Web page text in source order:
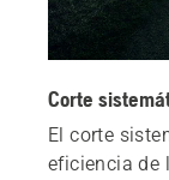
Corte
El corte
eficiencia de